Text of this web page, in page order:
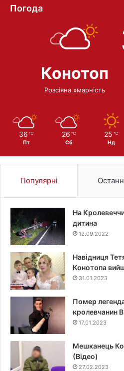
Погода
Конотоп
Розсіяна хмарність
36 ℃
Пт
26 ℃
Сб
25 ℃
Нд
Популярні
На
дитина
12.09.2022
Навідниця
Конотопа
31.01.2023
Помер
кролевчанин
17.01.2023
Мешканець
(Відео)
27.02.2023